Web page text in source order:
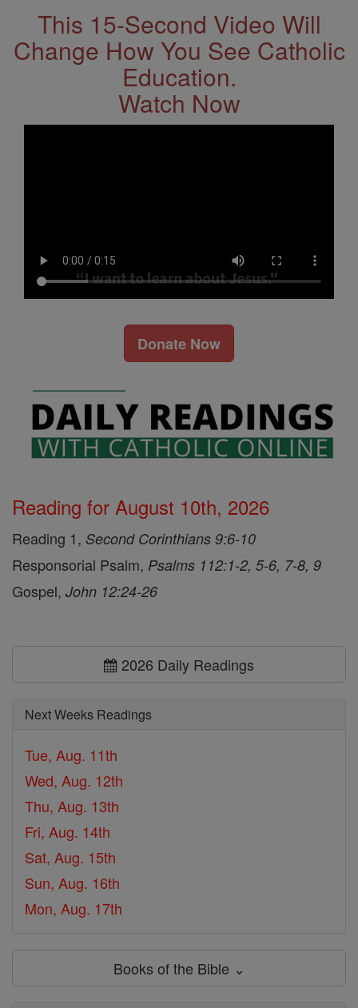
This 15-Second Video Will
Change How You See Catholic
Education.
Watch Now
Donate Now
Reading for August 10th, 2026
Reading 1, Second Corinthians 9:6-10
Responsorial Psalm, Psalms 112:1-2, 5-6, 7-8, 9
Gospel, John 12:24-26
2026 Daily Readings
Next Weeks Readings
Tue, Aug. 11th
Wed, Aug. 12th
Thu, Aug. 13th
Fri, Aug. 14th
Sat, Aug. 15th
Sun, Aug. 16th
Mon, Aug. 17th
Books of the Bible ⌄